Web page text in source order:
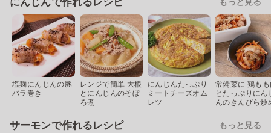
塩麹にんじんの豚
バラ巻き
レンジで簡単 大根
とにんじんのそぼ
ろ煮
にんじんたっぷり
ミートチーズオム
レツ
常備菜に 鶏も
とたっぷりにん
んのきんぴら炒
サーモンで作れるレシピ もっと見る